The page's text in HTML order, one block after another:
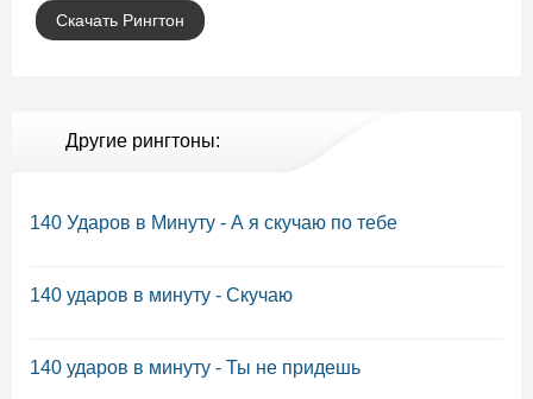
Скачать Рингтон
Другие рингтоны:
140 Ударов в Минуту - А я скучаю по тебе
140 ударов в минуту - Скучаю
140 ударов в минуту - Ты не придешь